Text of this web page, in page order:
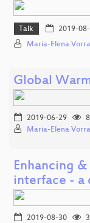
Talk 2019-
Maria-Elena
Global
2019-06-29
Maria-Elena
Enhancing
interface - a
2019-08-30